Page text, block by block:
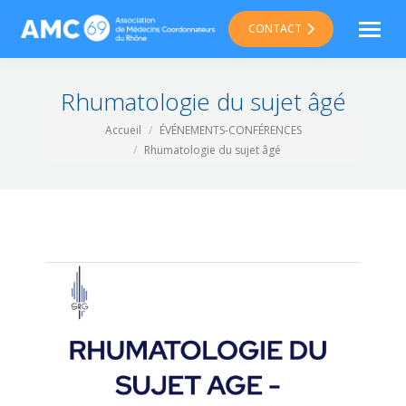
CONTACT
Rhumatologie du sujet âgé
Vous êtes ici :
Accueil
ÉVÉNEMENTS-CONFÉRENCES
Rhumatologie du sujet âgé